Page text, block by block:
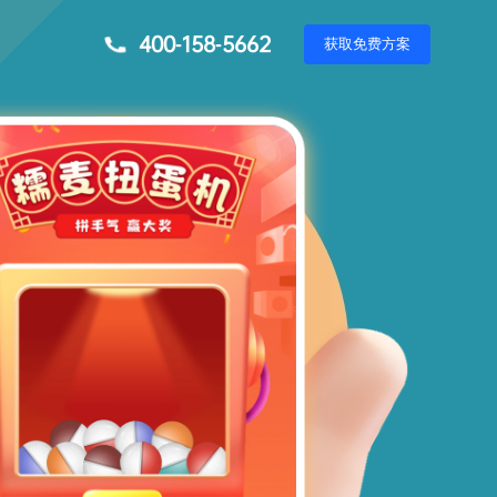
400-158-5662 获取免费方案